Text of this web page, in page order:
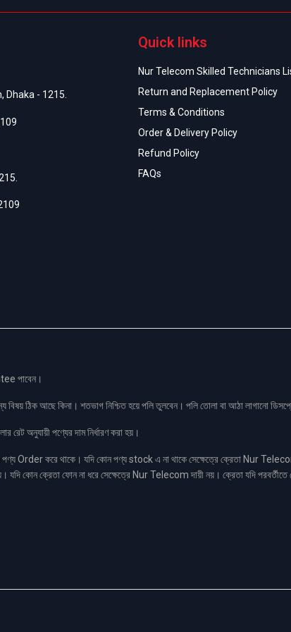
- 1215.
Quick links
Nur Telecom Skilled Technicians
Return and Replacement Policy
Terms & Conditions
Order & Delivery Policy
Refund Policy
FAQs
পাবেন।
বিষয় ঠিক আছে কিনা। শতভাগ নিশ্চিত হয়ে পলি তুলবেন। পলি তোলা বা আঠা লাগানো
অনুযায়ী পণ্যের দাম নির্ধারণ করা হয়।
Order করে থাকে। যদি কোন পণ্য stock এ না থাকে সেক্ষেত্রে ক্রেতা Nur
যদি কোন ক্রেতা ফোন না ধরে সেক্ষেত্রে Nur Telecom দায়ী নয়। ক্রেতা যদি পরবর্তীতে